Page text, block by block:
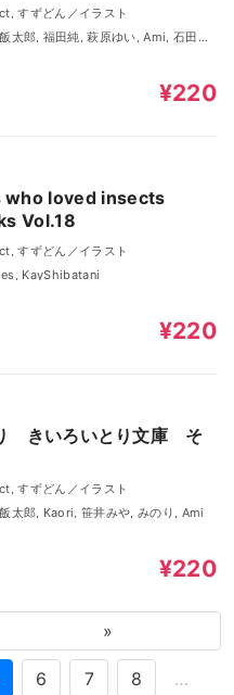
すずどん／イラスト
¥220
who loved insects
Vol.18
すずどん／イラスト
KayShibatani
¥220
きいろいとり文庫 そ
すずどん／イラスト
太郎, Kaori, 笹井みや, みのり, Ami
¥220
»
6 7 8 …